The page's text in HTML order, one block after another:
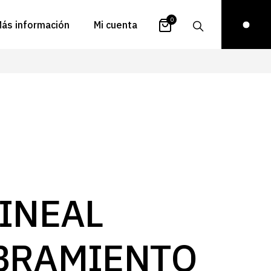
información
Zona de inspiración
Mi cuenta 0